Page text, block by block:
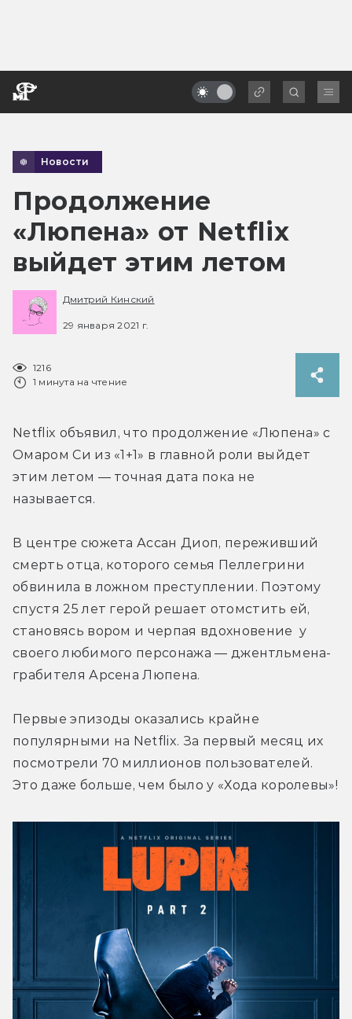
Новости
Продолжение
«Люпена» от Netflix
выйдет этим летом
Дмитрий Кинский
29 января 2021 г.
1216
1 минута на чтение
Netflix объявил, что продолжение «Люпена» c
Омаром Си из «1+1» в главной роли выйдет
этим летом — точная дата пока не
называется.
В центре сюжета Ассан Диоп, переживший
смерть отца, которого семья Пеллегрини
обвинила в ложном преступлении. Поэтому
спустя 25 лет герой решает отомстить ей,
становясь вором и черпая вдохновение  у
своего любимого персонажа — джентльмена-
грабителя Арсена Люпена.
Первые эпизоды оказались крайне
популярными на Netflix. За первый месяц их
посмотрели 70 миллионов пользователей.
Это даже больше, чем было у «Хода королевы»!